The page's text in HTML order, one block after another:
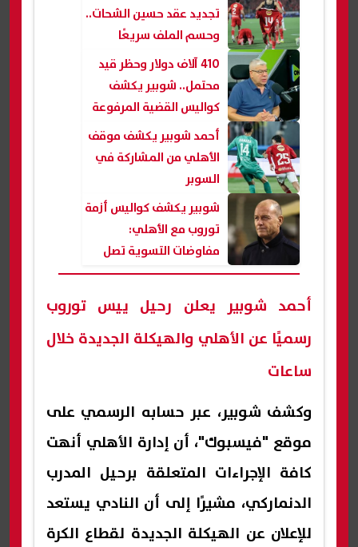
تجديد عقد حسين الشحات..
وحسم الملف سريعًا
ضرورى410 آلاف دولار وحظر قيد
محتمل.. شوبير يكشف
كواليس القضية المرفوعة
ضد الأهلي في «فيفا»
أحمد شوبير يكشف موقف
الأهلي من المشاركة في
السوبر
شوبير يكشف كواليس أزمة
توروب مع الأهلي:
مفاوضات التسوية تصل
إلى طريق مسدود
أحمد شوبير يعلن رحيل ييس توروب
رسميًا عن الأهلي والهيكلة الجديدة خلال
ساعات
وكشف شوبير، عبر حسابه الرسمي على
موقع "فيسبوك"، أن إدارة الأهلي أنهت
كافة الإجراءات المتعلقة برحيل المدرب
الدنماركي، مشيرًا إلى أن النادي يستعد
للإعلان عن الهيكلة الجديدة لقطاع الكرة